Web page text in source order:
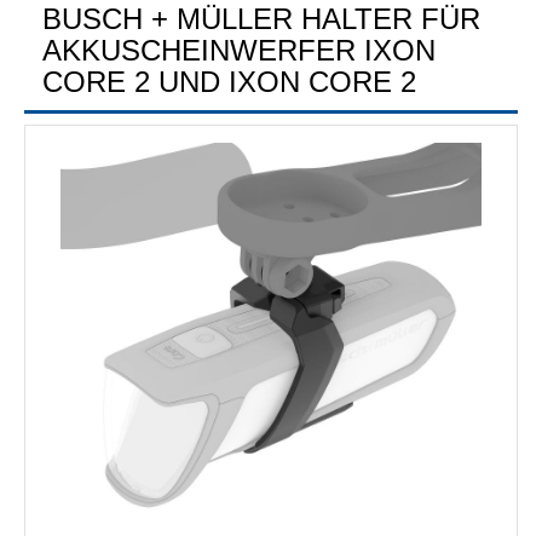
BUSCH + MÜLLER HALTER FÜR
AKKUSCHEINWERFER IXON
CORE 2 UND IXON CORE 2